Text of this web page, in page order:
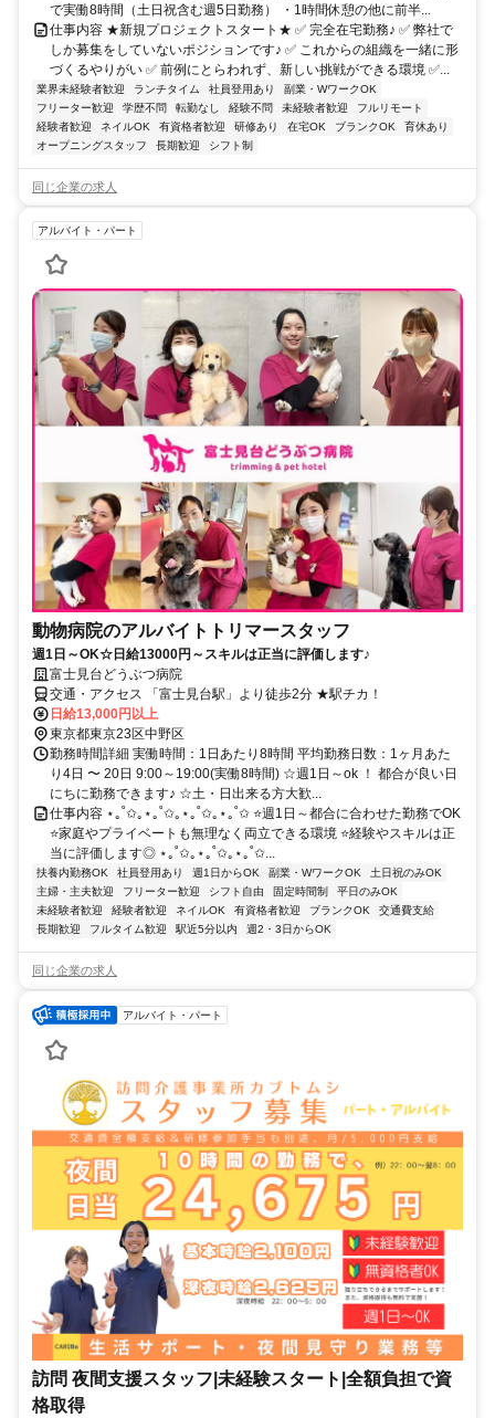
で実働8時間（土日祝含む週5日勤務） ・1時間休憩の他に前半...
仕事内容 ★新規プロジェクトスタート★ ✅ 完全在宅勤務♪ ✅ 弊社で
しか募集をしていないポジションです♪ ✅ これからの組織を一緒に形
づくるやりがい ✅ 前例にとらわれず、新しい挑戦ができる環境 ✅...
業界未経験者歓迎 ランチタイム 社員登用あり
副業・WワークOK
フリーター歓迎
学歴不問 転勤なし 経験不問 未経験者歓迎
フルリモート
経験者歓迎
ネイルOK 有資格者歓迎 研修あり 在宅OK ブランクOK
育休あり
オープニングスタッフ
長期歓迎 シフト制
同じ企業の求人
アルバイト・パート
動物病院のアルバイトトリマースタッフ
週1日～OK☆日給13000円～スキルは正当に評価します♪
富士見台どうぶつ病院
交通・アクセス 「富士見台駅」より徒歩2分 ★駅チカ！
日給13,000円以上
東京都東京23区中野区
勤務時間詳細 実働時間：1日あたり8時間 平均勤務日数：1ヶ月あた
り4日 〜 20日 9:00～19:00(実働8時間) ☆週1日～ok ！ 都合が良い日
にちに勤務できます♪ ☆土・日出来る方大歓...
仕事内容 ⋆｡˚✩｡⋆｡˚✩｡⋆｡˚✩｡⋆｡˚✩ ⭐週1日～都合に合わせた勤務でOK
⭐家庭やプライベートも無理なく両立できる環境 ⭐経験やスキルは正
当に評価します◎ ⋆｡˚✩｡⋆｡˚✩｡⋆｡˚✩...
扶養内勤務OK 社員登用あり 週1日からOK 副業・WワークOK
土日祝のみOK
主婦・主夫歓迎
フリーター歓迎 シフト自由 固定時間制
平日のみOK
未経験者歓迎
経験者歓迎 ネイルOK 有資格者歓迎 ブランクOK
交通費支給
長期歓迎
フルタイム歓迎 駅近5分以内 週2・3日からOK
同じ企業の求人
アルバイト・パート
訪問 夜間支援スタッフ|未経験スタート|全額負担で資
格取得